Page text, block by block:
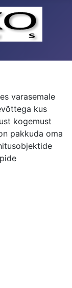
varasemale
kus
kogemust
pakkuda oma